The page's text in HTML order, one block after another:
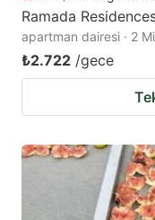
Ramada
apartman dairesi · 2
₺2.722 /gece